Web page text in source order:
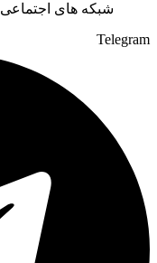
شبکه های اجتماعی
Telegram